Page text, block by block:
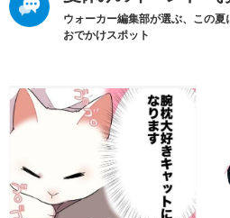
ウォーカー編集部が選ぶ、この
おでかけスポット